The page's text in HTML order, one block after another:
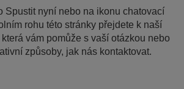
Spustit nyní nebo na ikonu chatovací
rohu této stránky přejdete k naší
vám pomůže s vaší otázkou nebo
způsoby, jak nás kontaktovat.